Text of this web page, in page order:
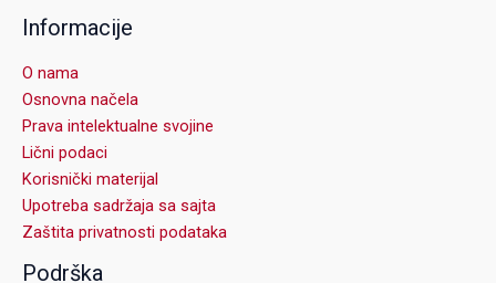
Informacije
O nama
Osnovna načela
Prava intelektualne svojine
Lični podaci
Korisnički materijal
Upotreba sadržaja sa sajta
Zaštita privatnosti podataka
Podrška